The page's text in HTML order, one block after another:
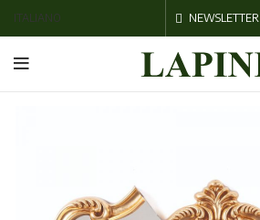
ITALIANO NEWSLETTER